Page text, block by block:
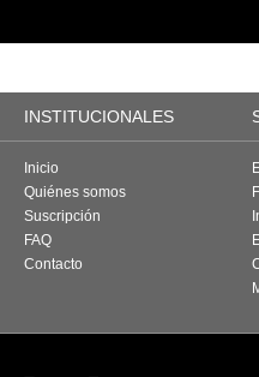
INSTITUCIONALES
Inicio
Quiénes somos
Suscripción
FAQ
Contacto